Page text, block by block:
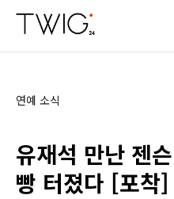
연예 소식
유재석 만난 젠
빵 터졌다 [포착]